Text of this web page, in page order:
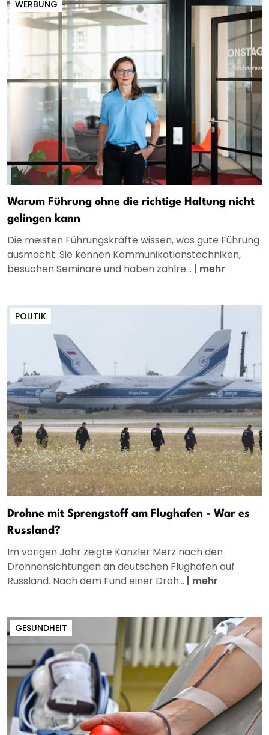
WERBUNG
Warum Führung ohne die richtige Haltung nicht
gelingen kann
Die meisten Führungskräfte wissen, was gute Führung
ausmacht. Sie kennen Kommunikationstechniken,
besuchen Seminare und haben zahlre... | mehr
POLITIK
Drohne mit Sprengstoff am Flughafen - War es
Russland?
Im vorigen Jahr zeigte Kanzler Merz nach den
Drohnensichtungen an deutschen Flughäfen auf
Russland. Nach dem Fund einer Droh... | mehr
GESUNDHEIT